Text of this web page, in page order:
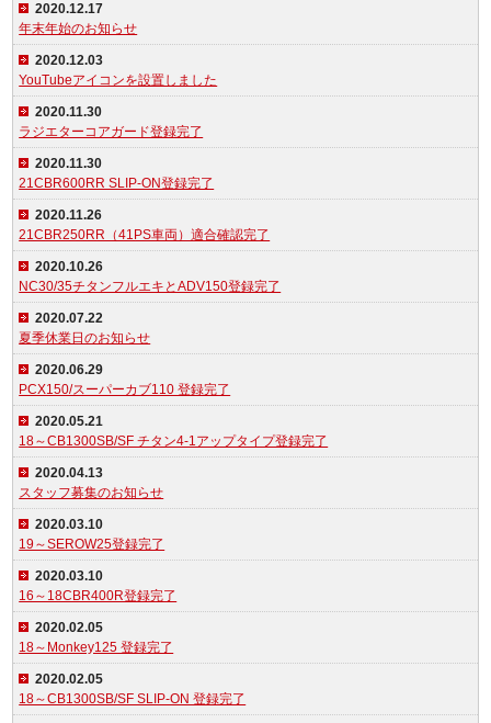
2020.12.17
年末年始のお知らせ
2020.12.03
YouTubeアイコンを設置しました
2020.11.30
ラジエターコアガード登録完了
2020.11.30
21CBR600RR SLIP-ON登録完了
2020.11.26
21CBR250RR（41PS車両）適合確認完了
2020.10.26
NC30/35チタンフルエキとADV150登録完了
2020.07.22
夏季休業日のお知らせ
2020.06.29
PCX150/スーパーカブ110 登録完了
2020.05.21
18～CB1300SB/SF チタン4-1アップタイプ登録完了
2020.04.13
スタッフ募集のお知らせ
2020.03.10
19～SEROW25登録完了
2020.03.10
16～18CBR400R登録完了
2020.02.05
18～Monkey125 登録完了
2020.02.05
18～CB1300SB/SF SLIP-ON 登録完了